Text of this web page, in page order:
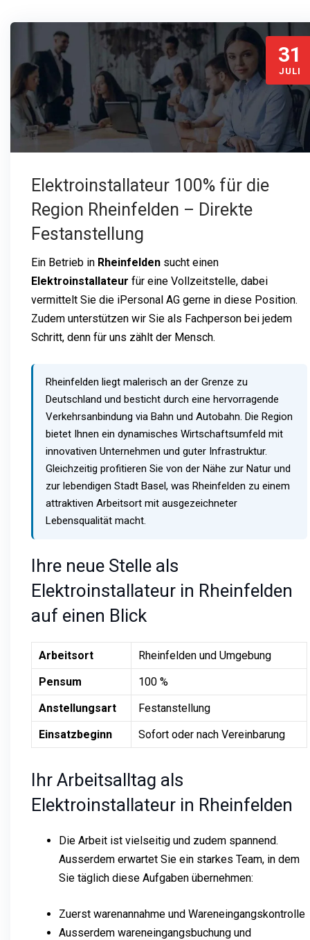
31
JULI
Elektroinstallateur 100% für die
Region Rheinfelden – Direkte
Festanstellung
Ein Betrieb in Rheinfelden sucht einen
Elektroinstallateur für eine Vollzeitstelle, dabei
vermittelt Sie die iPersonal AG gerne in diese Position.
Zudem unterstützen wir Sie als Fachperson bei jedem
Schritt, denn für uns zählt der Mensch.
Rheinfelden liegt malerisch an der Grenze zu
Deutschland und besticht durch eine hervorragende
Verkehrsanbindung via Bahn und Autobahn. Die Region
bietet Ihnen ein dynamisches Wirtschaftsumfeld mit
innovativen Unternehmen und guter Infrastruktur.
Gleichzeitig profitieren Sie von der Nähe zur Natur und
zur lebendigen Stadt Basel, was Rheinfelden zu einem
attraktiven Arbeitsort mit ausgezeichneter
Lebensqualität macht.
Ihre neue Stelle als
Elektroinstallateur in Rheinfelden
auf einen Blick
Arbeitsort
Rheinfelden und Umgebung
Pensum
100 %
Anstellungsart
Festanstellung
Einsatzbeginn
Sofort oder nach Vereinbarung
Ihr Arbeitsalltag als
Elektroinstallateur in Rheinfelden
Die Arbeit ist vielseitig und zudem spannend.
Ausserdem erwartet Sie ein starkes Team, in dem
Sie täglich diese Aufgaben übernehmen:
Zuerst warenannahme und Wareneingangskontrolle
Ausserdem wareneingangsbuchung und